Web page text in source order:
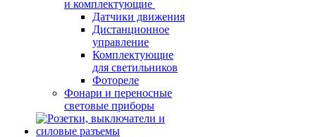
и комплектующие
Датчики движения
Дистанционное
управление
Комплектующие
для светильников
Фотореле
Фонари и переносные
световые приборы